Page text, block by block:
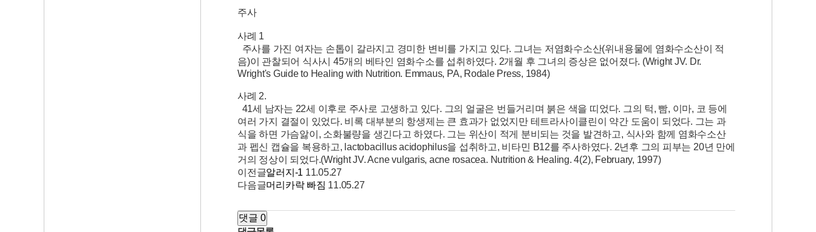
주사
사례 1
주사를 가진 여자는 손톱이 갈라지고 경미한 변비를 가지고 있다. 그녀는 저염화수소산(위내용물에 염화수소산이 적
음)이 관찰되어 식사시 45개의 베타인 염화수소를 섭취하였다. 2개월 후 그녀의 증상은 없어졌다. (Wright JV. Dr.
Wright's Guide to Healing with Nutrition. Emmaus, PA, Rodale Press, 1984)
사례 2.
41세 남자는 22세 이후로 주사로 고생하고 있다. 그의 얼굴은 번들거리며 붉은 색을 띠었다. 그의 턱, 빰, 이마, 코 등에
여러 가지 결절이 있었다. 비록 대부분의 항생제는 큰 효과가 없었지만 테트라사이클린이 약간 도움이 되었다. 그는 과
식을 하면 가슴앓이, 소화불량을 생긴다고 하였다. 그는 위산이 적게 분비되는 것을 발견하고, 식사와 함께 염화수소산
과 펩신 캡슐을 복용하고, lactobacillus acidophilus을 섭취하고, 비타민 B12를 주사하였다. 2년후 그의 피부는 20년 만에
거의 정상이 되었다.(Wright JV. Acne vulgaris, acne rosacea. Nutrition & Healing. 4(2), February, 1997)
이전글알러지-1 11.05.27
다음글머리카락 빠짐 11.05.27
댓글 0